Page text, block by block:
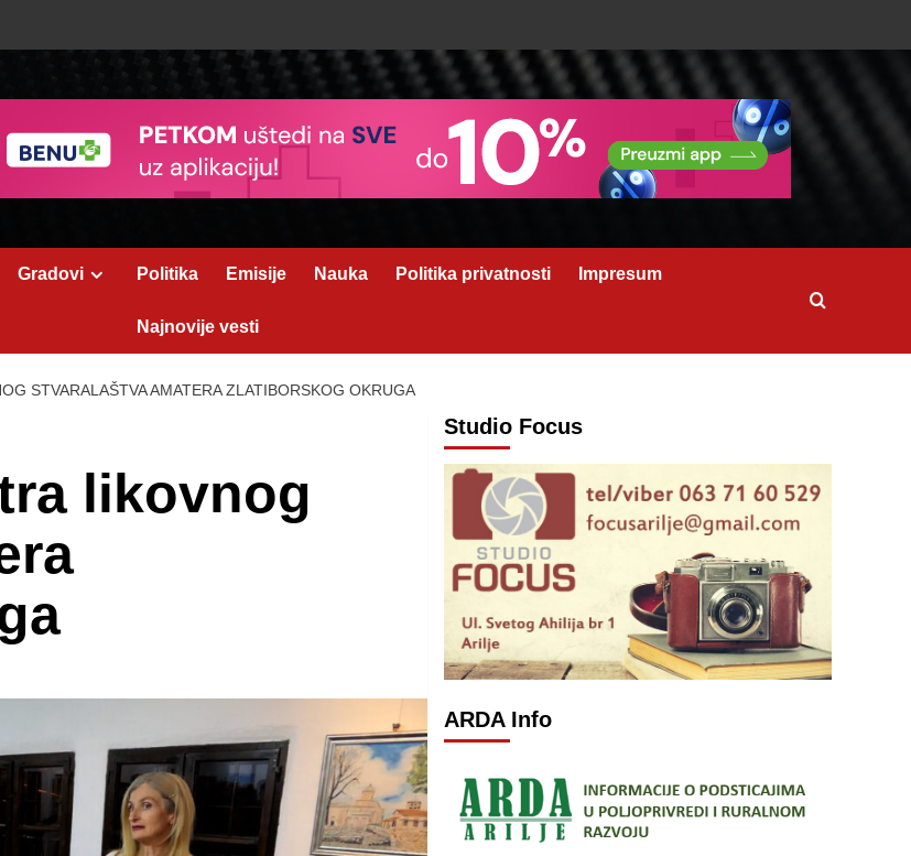
Gradovi Politika Emisije Nauka Politika privatnosti Impresum
Najnovije vesti
STVARALAŠTVA AMATERA ZLATIBORSKOG OKRUGA
likovnog
Studio Focus
ARDA Info